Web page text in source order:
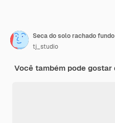
Seca do solo rachado
tj_studio
Você também pode